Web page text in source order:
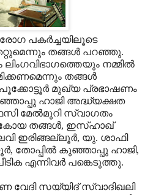
പകർച്ചയിലൂടെ
തങ്ങൾ പറഞ്ഞു.
ലിംഗവിഭാഗത്തെയും നമ്മിൽ
തങ്ങൾ
പൂക്കോട്ടൂർ മുഖ്യ പ്രഭാഷണം
ഹാജി അദ്ധ്യക്ഷത
മേല്‍മുറി സ്വാഗതം
തങ്ങള്‍, ഇസ്ഹാഖ്
ഇരിങ്ങല്ലൂര്‍, യു. ശാഫി
തോപ്പില്‍ കുഞ്ഞാപ്പു ഹാജി,
എന്നിവര്‍ പങ്കെടുത്തു.
വേദി സയ്യിദ് സ്വാദിഖലി